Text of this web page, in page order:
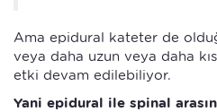
Ama epidural kateter de
veya daha uzun veya daha
etki devam edilebiliyor.
Yani epidural ile spinal